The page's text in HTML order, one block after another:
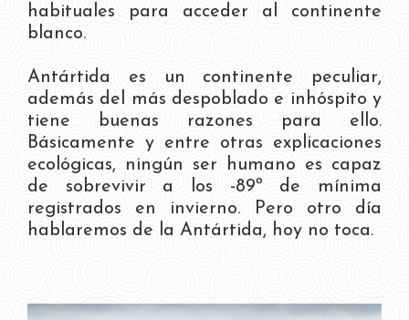
habituales para acceder al continente
blanco.
Antártida es un continente peculiar,
además del más despoblado e inhóspito y
tiene buenas razones para ello.
Básicamente y entre otras explicaciones
ecológicas, ningún ser humano es capaz
de sobrevivir a los -89º de mínima
registrados en invierno. Pero otro día
hablaremos de la Antártida, hoy no toca.